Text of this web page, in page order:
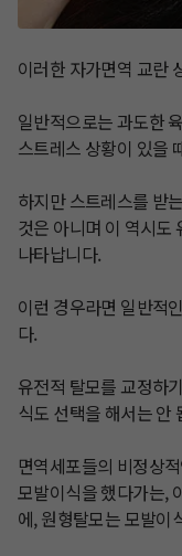
이러한 자가면역 교란
일반적으로는 과도한
스트레스 상황이 있을
하지만 스트레스를 받
것은 아니며 이 역시도
나타납니다.
이런 경우라면 일반적
다.
유전적 탈모를 교정하
식도 선택을 해서는 안
면역세포들의 비정상
모발이식을 했다가는,
에, 원형탈모는 모발이